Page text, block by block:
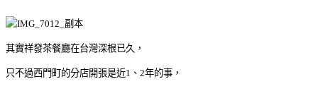
其實祥發茶餐廳在台灣深根已久，
只不過西門町的分店開張是近1、2年的事，